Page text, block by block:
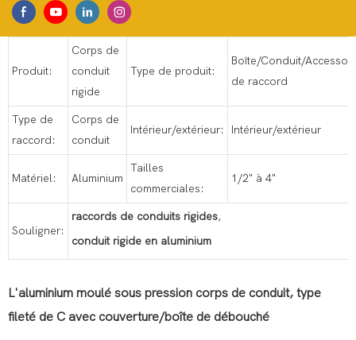
Produit:
Corps de
conduit
rigide
Type de produit:
Boîte/Conduit/
de raccord
Type de
raccord:
Corps de
conduit
Intérieur/extérieur: Intérieur/extérieur
Matériel: Aluminium
Tailles
commerciales:
1/2" à 4"
Souligner:
raccords de conduits rigides,
conduit rigide en aluminium
L'aluminium moulé sous pression corps de conduit, type
fileté de C avec couverture/boîte de débouché